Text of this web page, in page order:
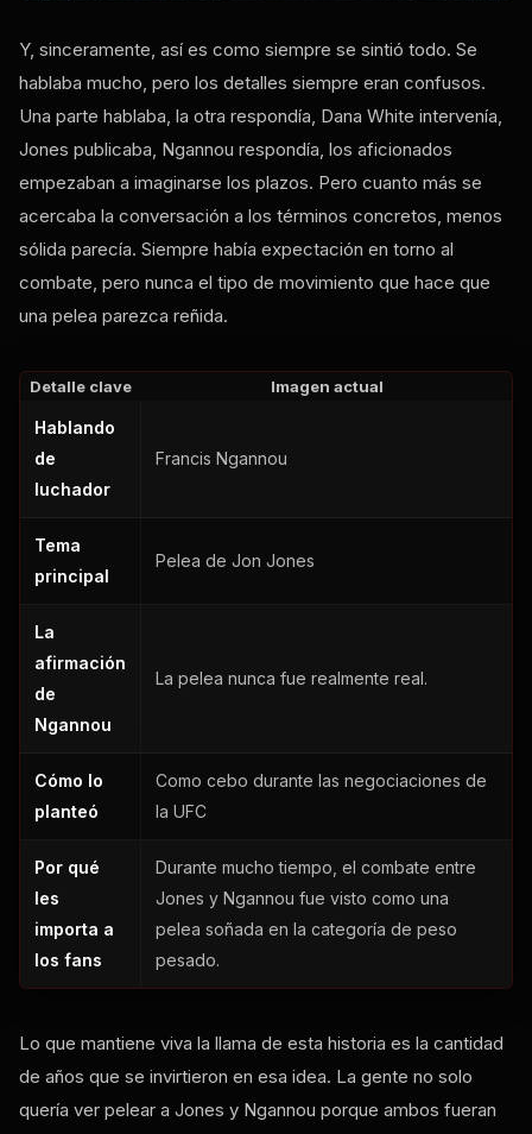
Y, sinceramente, así es como siempre se sintió todo. Se
hablaba mucho, pero los detalles siempre eran confusos.
Una parte hablaba, la otra respondía, Dana White intervenía,
Jones publicaba, Ngannou respondía, los aficionados
empezaban a imaginarse los plazos. Pero cuanto más se
acercaba la conversación a los términos concretos, menos
sólida parecía. Siempre había expectación en torno al
combate, pero nunca el tipo de movimiento que hace que
una pelea parezca reñida.
Detalle clave Imagen actual
Hablando
de
luchador
Francis Ngannou
Tema
principal
Pelea de Jon Jones
La
afirmación
de
Ngannou
La pelea nunca fue realmente real.
Cómo lo
planteó
Como cebo durante las negociaciones de
la UFC
Por qué
les
importa a
los fans
Durante mucho tiempo, el combate entre
Jones y Ngannou fue visto como una
pelea soñada en la categoría de peso
pesado.
Lo que mantiene viva la llama de esta historia es la cantidad
de años que se invirtieron en esa idea. La gente no solo
quería ver pelear a Jones y Ngannou porque ambos fueran